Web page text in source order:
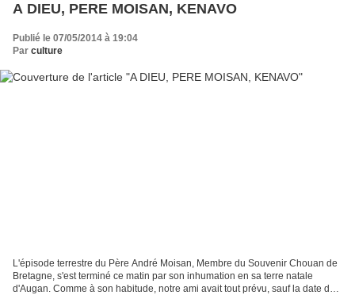
A DIEU, PERE MOISAN, KENAVO
Publié le 07/05/2014 à 19:04
Par culture
L'épisode terrestre du Père André Moisan, Membre du Souvenir Chouan de
Bretagne, s'est terminé ce matin par son inhumation en sa terre natale
d'Augan. Comme à son habitude, notre ami avait tout prévu, sauf la date de